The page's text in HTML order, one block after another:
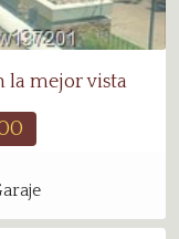
la mejor vista